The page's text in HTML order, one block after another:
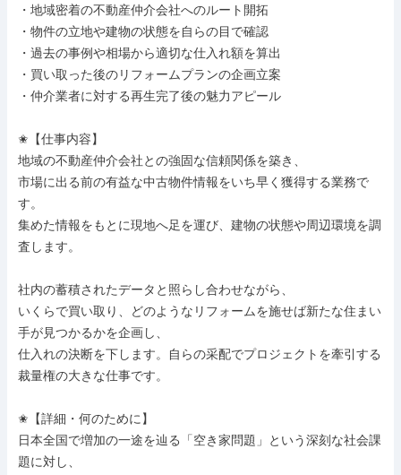
・地域密着の不動産仲介会社へのルート開拓
・物件の立地や建物の状態を自らの目で確認
・過去の事例や相場から適切な仕入れ額を算出
・買い取った後のリフォームプランの企画立案
・仲介業者に対する再生完了後の魅力アピール
✬【仕事内容】
地域の不動産仲介会社との強固な信頼関係を築き、
市場に出る前の有益な中古物件情報をいち早く獲得する業務で
す。
集めた情報をもとに現地へ足を運び、建物の状態や周辺環境を調
査します。
社内の蓄積されたデータと照らし合わせながら、
いくらで買い取り、どのようなリフォームを施せば新たな住まい
手が見つかるかを企画し、
仕入れの決断を下します。自らの采配でプロジェクトを牽引する
裁量権の大きな仕事です。
✬【詳細・何のために】
日本全国で増加の一途を辿る「空き家問題」という深刻な社会課
題に対し、